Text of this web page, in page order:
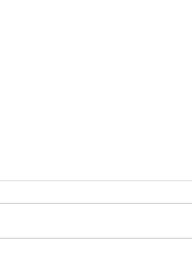
l’antisémitisme:
Tribune du Cercle Droit et Débat